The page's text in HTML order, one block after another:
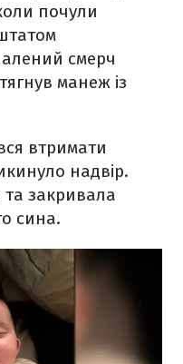
почули
смерч
манеж із
втримати
надвір.
закривала
сина.